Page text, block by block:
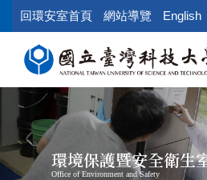
到
內
容
區
塊
回環安室首頁 網站導覽 English
環境保護暨安全衛生
Office of Environment and Safety